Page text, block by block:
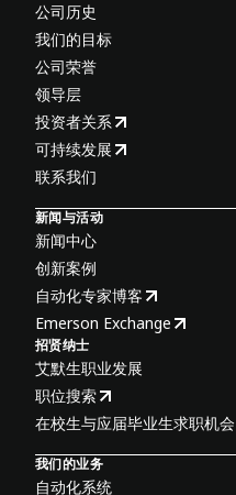
公司历史
我们的目标
公司荣誉
领导层
投资者关系
可持续发展
联系我们
新闻与活动
新闻中心
创新案例
自动化专家博客
Emerson Exchange
招贤纳士
艾默生职业发展
职位搜索
在校生与应届毕业生求职机会
我们的业务
自动化系统